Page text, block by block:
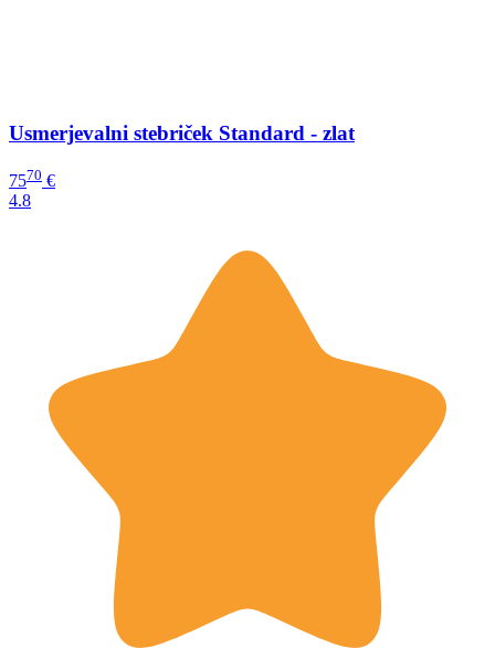
Usmerjevalni stebriček Standard - zlat
7570 €
4.8